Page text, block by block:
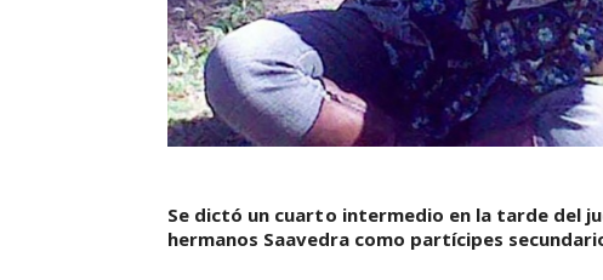
Se dictó un cuarto intermedio en la tarde del
hermanos Saavedra como partícipes